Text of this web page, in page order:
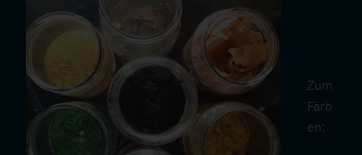
Zum
Färb
en: